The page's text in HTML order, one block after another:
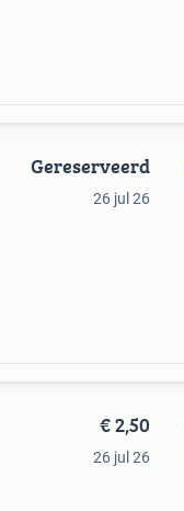
Gereserveerd
26 jul 26
€ 2,50
26 jul 26